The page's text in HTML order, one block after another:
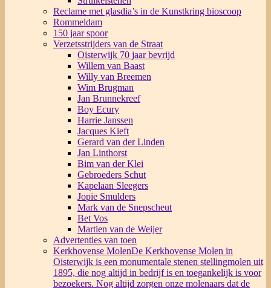
Reclame met glasdia’s in de Kunstkring bioscoop
Rommeldam
150 jaar spoor
Verzetsstrijders van de Straat
Oisterwijk 70 jaar bevrijd
Willem van Baast
Willy van Breemen
Wim Brugman
Jan Brunnekreef
Boy Ecury
Harrie Janssen
Jacques Kieft
Gerard van der Linden
Jan Linthorst
Bim van der Klei
Gebroeders Schut
Kapelaan Sleegers
Jopie Smulders
Mark van de Snepscheut
Bet Vos
Martien van de Weijer
Advertenties van toen
Kerkhovense MolenDe Kerkhovense Molen in
Oisterwijk is een monumentale stenen stellingmolen uit
1895, die nog altijd in bedrijf is en toegankelijk is voor
bezoekers. Nog altijd zorgen onze molenaars dat de